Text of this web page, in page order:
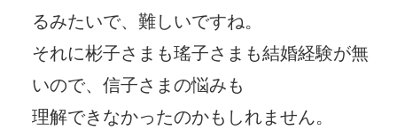
るみたいで、難しいですね。
それに彬子さまも瑤子さまも結婚経験が無
いので、信子さまの悩みも
理解できなかったのかもしれません。